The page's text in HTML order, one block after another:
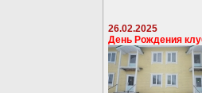
26.02.2025
День Рождения